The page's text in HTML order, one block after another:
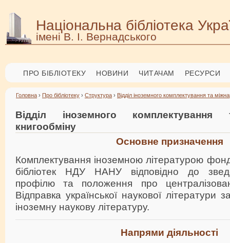
Національна бібліотека
імені В. І. Вернадського
ПРО БІБЛІОТЕКУ НОВИНИ ЧИТАЧАМ РЕСУРСИ
Головна › Про бібліотеку › Структура › Відділ іноземного комплектування та
Відділ іноземного комплектування
книгообміну
Основне призначення
Комплектування іноземною літературою
бібліотек НДУ НАНУ відповідно до
профілю та положення про
Відправка української наукової літератури
іноземну наукову літературу.
Напрями діяльності